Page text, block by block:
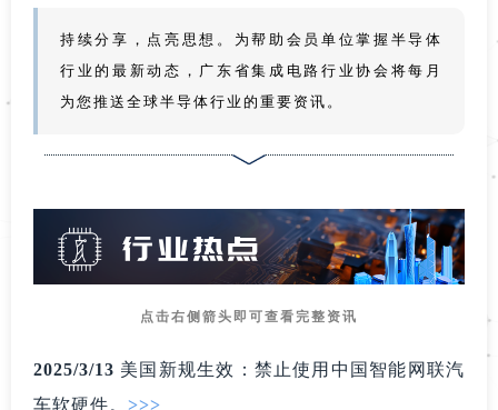
持续分享，点亮思想。为帮助会员单位掌握半导体
行业的最新动态，广东省集成电路行业协会将每月
为您推送全球半导体行业的重要资讯。
点击右侧箭头即可查看完整资讯
2025/3/13 美国新规生效：禁止使用中国智能网联汽
车软硬件。 >>>